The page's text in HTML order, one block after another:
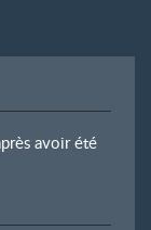
avoir été